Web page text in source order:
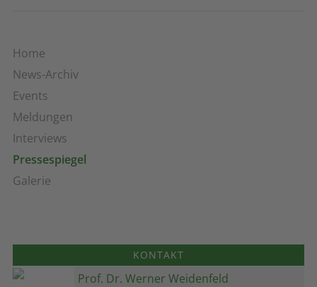
Home
News-Archiv
Events
Meldungen
Interviews
Pressespiegel
Galerie
KONTAKT
Prof. Dr. Werner Weidenfeld